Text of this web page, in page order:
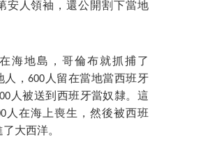
安人領袖，還公開割下當地
海地島，哥倫布就抓捕了
人，600人留在當地當西班牙
人被送到西班牙當奴隸。這
人在海上喪生，然後被西班
大西洋。